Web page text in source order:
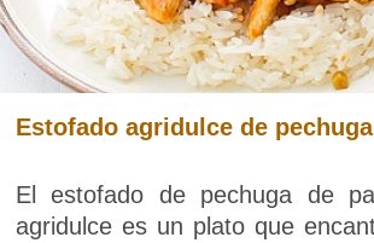
Estofado agridulce de
El estofado de pechuga de
agridulce es un plato que